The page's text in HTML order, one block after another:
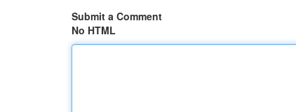
Submit a Comment
No HTML